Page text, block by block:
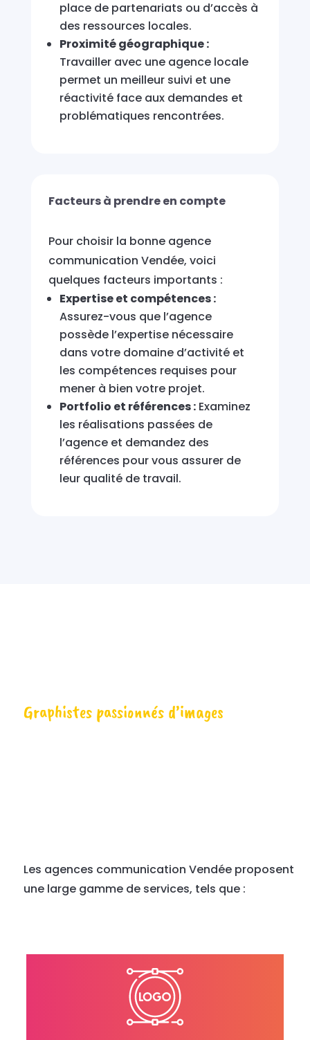
place de partenariats ou d’accès à
des ressources locales.
Proximité géographique :
Travailler avec une agence locale
permet un meilleur suivi et une
réactivité face aux demandes et
problématiques rencontrées.
Facteurs à prendre en compte
Pour choisir la bonne agence
communication Vendée, voici
quelques facteurs importants :
Expertise et compétences :
Assurez-vous que l’agence
possède l’expertise nécessaire
dans votre domaine d’activité et
les compétences requises pour
mener à bien votre projet.
Portfolio et références :Examinez
les réalisations passées de
l’agence et demandez des
références pour vous assurer de
leur qualité de travail.
Graphistes passionnés d’images
Les agences communication Vendée proposent
une large gamme de services, tels que :